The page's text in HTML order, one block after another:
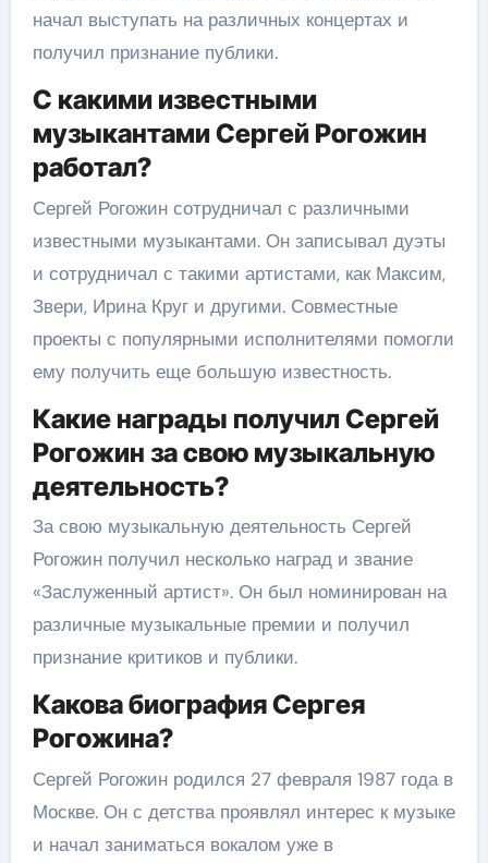
начал выступать на различных концертах и
получил признание публики.
С какими известными
музыкантами Сергей Рогожин
работал?
Сергей Рогожин сотрудничал с различными
известными музыкантами. Он записывал дуэты
и сотрудничал с такими артистами, как Максим,
Звери, Ирина Круг и другими. Совместные
проекты с популярными исполнителями помогли
ему получить еще большую известность.
Какие награды получил Сергей
Рогожин за свою музыкальную
деятельность?
За свою музыкальную деятельность Сергей
Рогожин получил несколько наград и звание
«Заслуженный артист». Он был номинирован на
различные музыкальные премии и получил
признание критиков и публики.
Какова биография Сергея
Рогожина?
Сергей Рогожин родился 27 февраля 1987 года в
Москве. Он с детства проявлял интерес к музыке
и начал заниматься вокалом уже в